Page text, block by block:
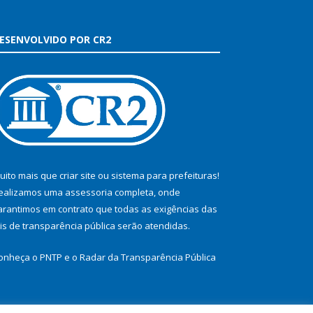
POR CR2
mais que criar site ou sistema para prefeituras!
uma assessoria completa, onde
em contrato que todas as exigências das
de transparência pública serão atendidas.
o PNTP e o Radar da Transparência Pública